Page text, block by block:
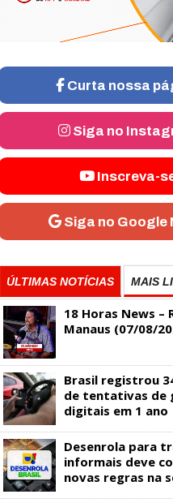
Curta nossa
Siga no
Inscreva-
Siga no Google
ÚLTIMAS NOTÍCIAS MAIS
18 Horas News​​​​​​​​​​​​ –
Manaus (07/08/
Brasil registrou
de tentativas de
digitais em 1 ano
Desenrola para
informais deve
novas regras na